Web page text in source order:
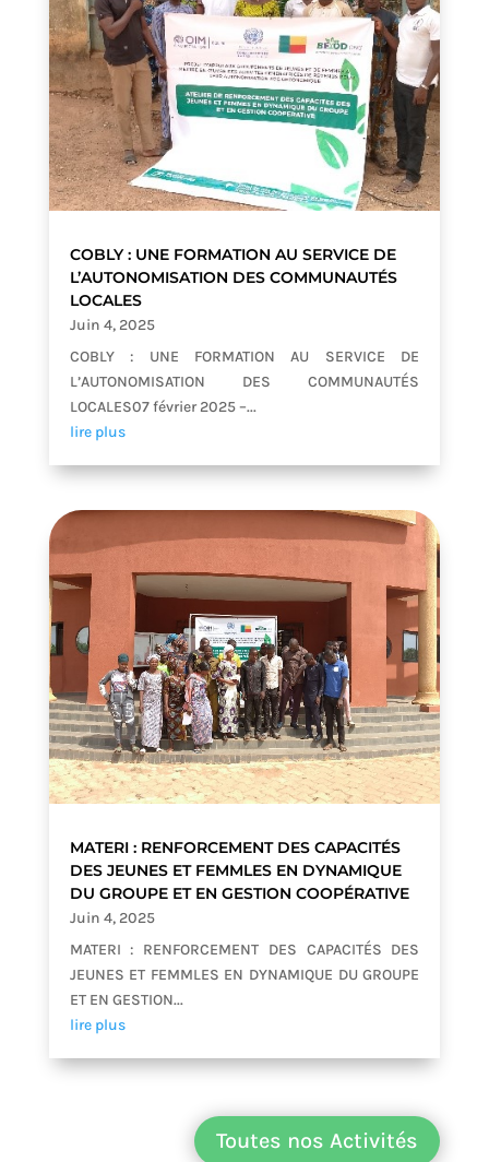
COBLY : UNE FORMATION AU SERVICE DE
L’AUTONOMISATION DES COMMUNAUTÉS
LOCALES
Juin 4, 2025
COBLY : UNE FORMATION AU SERVICE DE
L’AUTONOMISATION DES COMMUNAUTÉS
LOCALES07 février 2025 –...
lire plus
MATERI : RENFORCEMENT DES CAPACITÉS
DES JEUNES ET FEMMLES EN DYNAMIQUE
DU GROUPE ET EN GESTION COOPÉRATIVE
Juin 4, 2025
MATERI : RENFORCEMENT DES CAPACITÉS DES
JEUNES ET FEMMLES EN DYNAMIQUE DU GROUPE
ET EN GESTION...
lire plus
Toutes nos Activités